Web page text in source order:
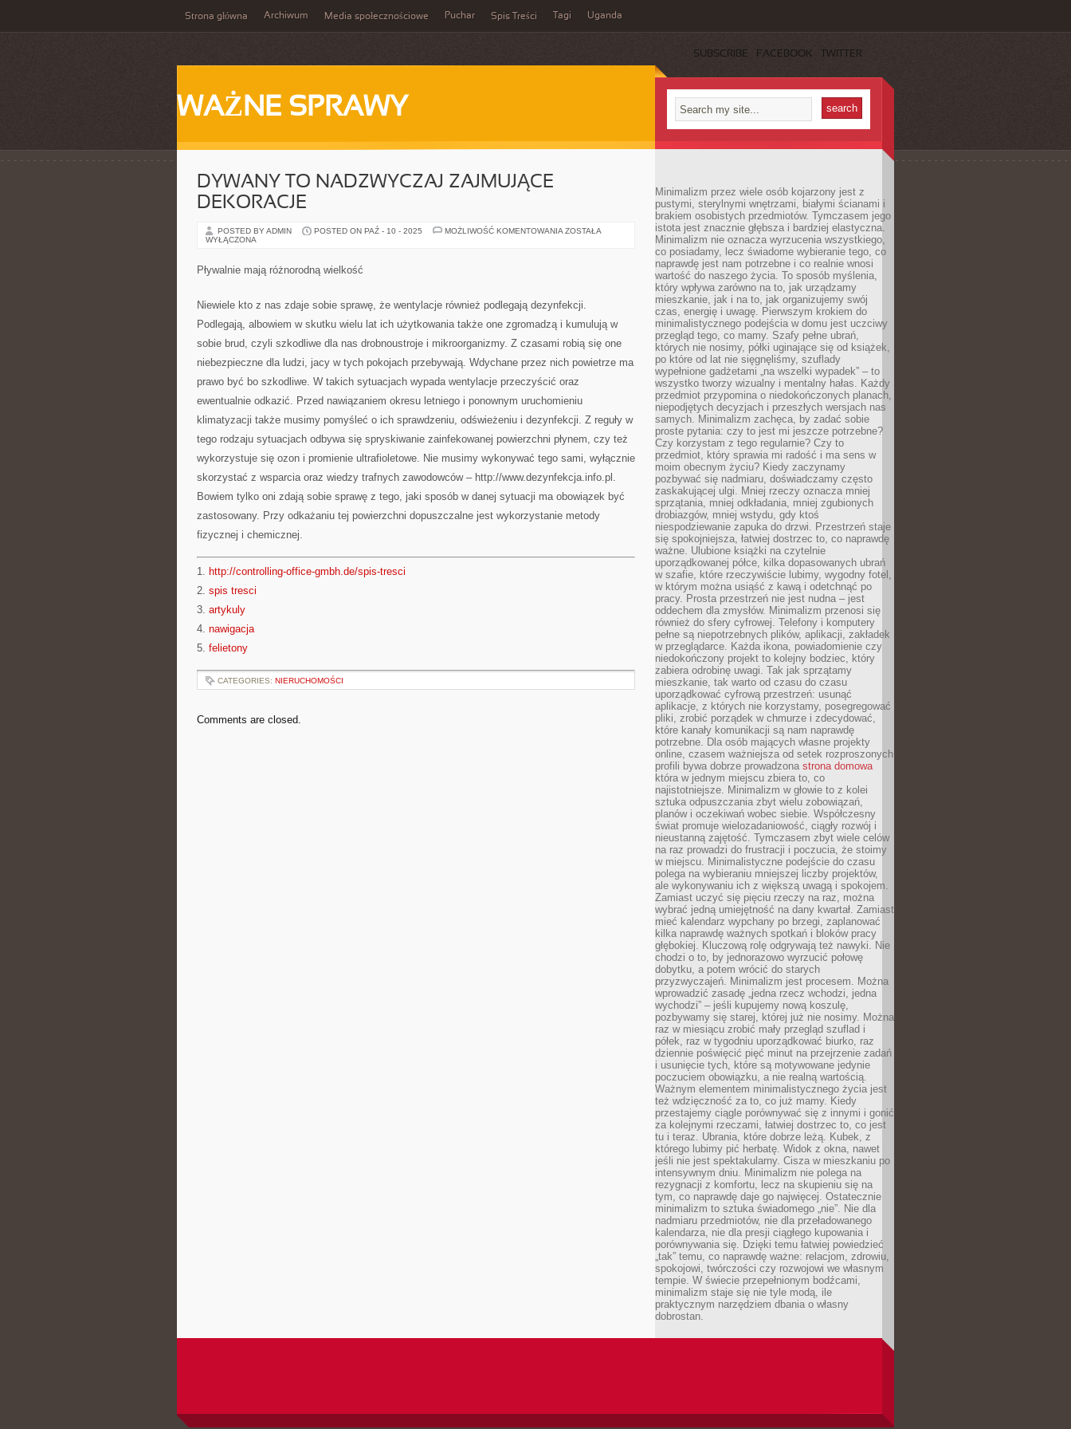
Strona główna Archiwum Media społecznościowe Puchar Spis Treści Tagi Uganda
SUBSCRIBE FACEBOOK TWITTER
WAŻNE SPRAWY
DYWANY TO NADZWYCZAJ ZAJMUJĄCE
DEKORACJE
POSTED BY ADMIN POSTED ON PAŹ - 10 - 2025 MOŻLIWOŚĆ KOMENTOWANIA DYWANY
ZOSTAŁA
WYŁĄCZONA
Pływalnie mają różnorodną wielkość
Niewiele kto z nas zdaje sobie sprawę, że wentylacje również podlegają dezynfekcji.
Podlegają, albowiem w skutku wielu lat ich użytkowania także one zgromadzą i kumulują w
sobie brud, czyli szkodliwe dla nas drobnoustroje i mikroorganizmy. Z czasami robią się one
niebezpieczne dla ludzi, jacy w tych pokojach przebywają. Wdychane przez nich powietrze ma
prawo być bo szkodliwe. W takich sytuacjach wypada wentylacje przeczyścić oraz
ewentualnie odkazić. Przed nawiązaniem okresu letniego i ponownym uruchomieniu
klimatyzacji także musimy pomyśleć o ich sprawdzeniu, odświeżeniu i dezynfekcji. Z reguły w
tego rodzaju sytuacjach odbywa się spryskiwanie zainfekowanej powierzchni płynem, czy też
wykorzystuje się ozon i promienie ultrafioletowe. Nie musimy wykonywać tego sami, wyłącznie
skorzystać z wsparcia oraz wiedzy trafnych zawodowców – http://www.dezynfekcja.info.pl.
Bowiem tylko oni zdają sobie sprawę z tego, jaki sposób w danej sytuacji ma obowiązek być
zastosowany. Przy odkażaniu tej powierzchni dopuszczalne jest wykorzystanie metody
fizycznej i chemicznej.
1. http://controlling-office-gmbh.de/spis-tresci
2. spis tresci
3. artykuly
4. nawigacja
5. felietony
CATEGORIES: NIERUCHOMOŚCI
Comments are closed.
Minimalizm przez wiele osób kojarzony jest z
pustymi, sterylnymi wnętrzami, białymi ścianami i
brakiem osobistych przedmiotów. Tymczasem jego
istota jest znacznie głębsza i bardziej elastyczna.
Minimalizm nie oznacza wyrzucenia wszystkiego,
co posiadamy, lecz świadome wybieranie tego, co
naprawdę jest nam potrzebne i co realnie wnosi
wartość do naszego życia. To sposób myślenia,
który wpływa zarówno na to, jak urządzamy
mieszkanie, jak i na to, jak organizujemy swój
czas, energię i uwagę. Pierwszym krokiem do
minimalistycznego podejścia w domu jest uczciwy
przegląd tego, co mamy. Szafy pełne ubrań,
których nie nosimy, półki uginające się od książek,
po które od lat nie sięgnęliśmy, szuflady
wypełnione gadżetami „na wszelki wypadek” – to
wszystko tworzy wizualny i mentalny hałas. Każdy
przedmiot przypomina o niedokończonych planach,
niepodjętych decyzjach i przeszłych wersjach nas
samych. Minimalizm zachęca, by zadać sobie
proste pytania: czy to jest mi jeszcze potrzebne?
Czy korzystam z tego regularnie? Czy to
przedmiot, który sprawia mi radość i ma sens w
moim obecnym życiu? Kiedy zaczynamy
pozbywać się nadmiaru, doświadczamy często
zaskakującej ulgi. Mniej rzeczy oznacza mniej
sprzątania, mniej odkładania, mniej zgubionych
drobiazgów, mniej wstydu, gdy ktoś
niespodziewanie zapuka do drzwi. Przestrzeń staje
się spokojniejsza, łatwiej dostrzec to, co naprawdę
ważne. Ulubione książki na czytelnie
uporządkowanej półce, kilka dopasowanych ubrań
w szafie, które rzeczywiście lubimy, wygodny fotel,
w którym można usiąść z kawą i odetchnąć po
pracy. Prosta przestrzeń nie jest nudna – jest
oddechem dla zmysłów. Minimalizm przenosi się
również do sfery cyfrowej. Telefony i komputery
pełne są niepotrzebnych plików, aplikacji, zakładek
w przeglądarce. Każda ikona, powiadomienie czy
niedokończony projekt to kolejny bodziec, który
zabiera odrobinę uwagi. Tak jak sprzątamy
mieszkanie, tak warto od czasu do czasu
uporządkować cyfrową przestrzeń: usunąć
aplikacje, z których nie korzystamy, posegregować
pliki, zrobić porządek w chmurze i zdecydować,
które kanały komunikacji są nam naprawdę
potrzebne. Dla osób mających własne projekty
online, czasem ważniejsza od setek rozproszonych
profili bywa dobrze prowadzona strona domowa
która w jednym miejscu zbiera to, co
najistotniejsze. Minimalizm w głowie to z kolei
sztuka odpuszczania zbyt wielu zobowiązań,
planów i oczekiwań wobec siebie. Współczesny
świat promuje wielozadaniowość, ciągły rozwój i
nieustanną zajętość. Tymczasem zbyt wiele celów
na raz prowadzi do frustracji i poczucia, że stoimy
w miejscu. Minimalistyczne podejście do czasu
polega na wybieraniu mniejszej liczby projektów,
ale wykonywaniu ich z większą uwagą i spokojem.
Zamiast uczyć się pięciu rzeczy na raz, można
wybrać jedną umiejętność na dany kwartał. Zamiast
mieć kalendarz wypchany po brzegi, zaplanować
kilka naprawdę ważnych spotkań i bloków pracy
głębokiej. Kluczową rolę odgrywają też nawyki. Nie
chodzi o to, by jednorazowo wyrzucić połowę
dobytku, a potem wrócić do starych
przyzwyczajeń. Minimalizm jest procesem. Można
wprowadzić zasadę „jedna rzecz wchodzi, jedna
wychodzi” – jeśli kupujemy nową koszulę,
pozbywamy się starej, której już nie nosimy. Można
raz w miesiącu zrobić mały przegląd szuflad i
półek, raz w tygodniu uporządkować biurko, raz
dziennie poświęcić pięć minut na przejrzenie zadań
i usunięcie tych, które są motywowane jedynie
poczuciem obowiązku, a nie realną wartością.
Ważnym elementem minimalistycznego życia jest
też wdzięczność za to, co już mamy. Kiedy
przestajemy ciągle porównywać się z innymi i gonić
za kolejnymi rzeczami, łatwiej dostrzec to, co jest
tu i teraz. Ubrania, które dobrze leżą. Kubek, z
którego lubimy pić herbatę. Widok z okna, nawet
jeśli nie jest spektakularny. Cisza w mieszkaniu po
intensywnym dniu. Minimalizm nie polega na
rezygnacji z komfortu, lecz na skupieniu się na
tym, co naprawdę daje go najwięcej. Ostatecznie
minimalizm to sztuka świadomego „nie”. Nie dla
nadmiaru przedmiotów, nie dla przeładowanego
kalendarza, nie dla presji ciągłego kupowania i
porównywania się. Dzięki temu łatwiej powiedzieć
„tak” temu, co naprawdę ważne: relacjom, zdrowiu,
spokojowi, twórczości czy rozwojowi we własnym
tempie. W świecie przepełnionym bodźcami,
minimalizm staje się nie tyle modą, ile
praktycznym narzędziem dbania o własny
dobrostan.